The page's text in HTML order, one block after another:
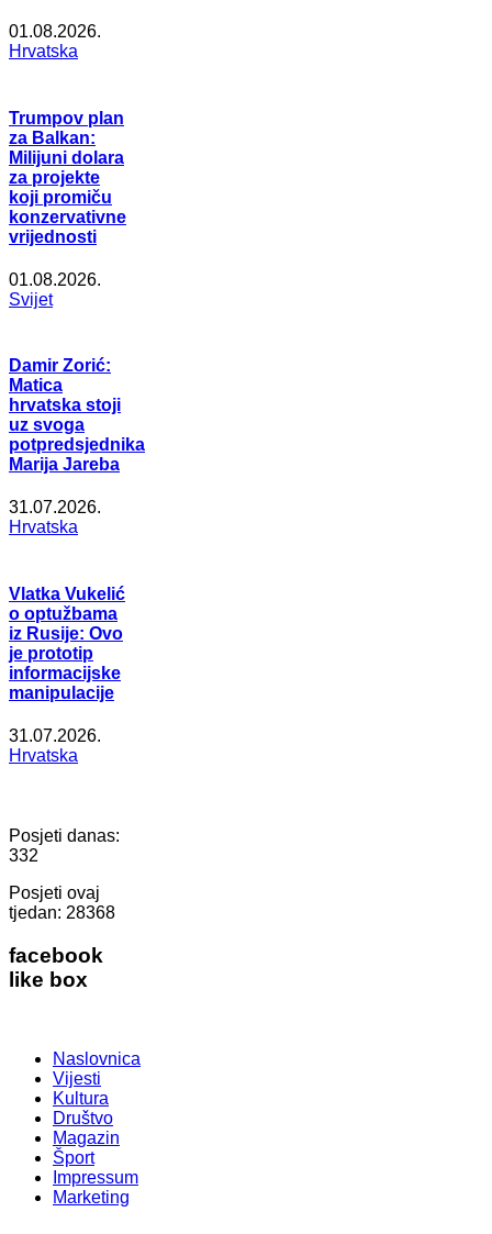
01.08.2026.
Hrvatska
Trumpov plan
za Balkan:
Milijuni dolara
za projekte
koji promiču
konzervativne
vrijednosti
01.08.2026.
Svijet
Damir Zorić:
Matica
hrvatska stoji
uz svoga
potpredsjednika
Marija Jareba
31.07.2026.
Hrvatska
Vlatka Vukelić
o optužbama
iz Rusije: Ovo
je prototip
informacijske
manipulacije
31.07.2026.
Hrvatska
Posjeti danas:
332
Posjeti ovaj
tjedan: 28368
facebook
like box
Naslovnica
Vijesti
Kultura
Društvo
Magazin
Šport
Impressum
Marketing